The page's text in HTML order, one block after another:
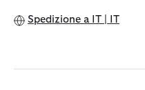
Spedizione a IT | IT